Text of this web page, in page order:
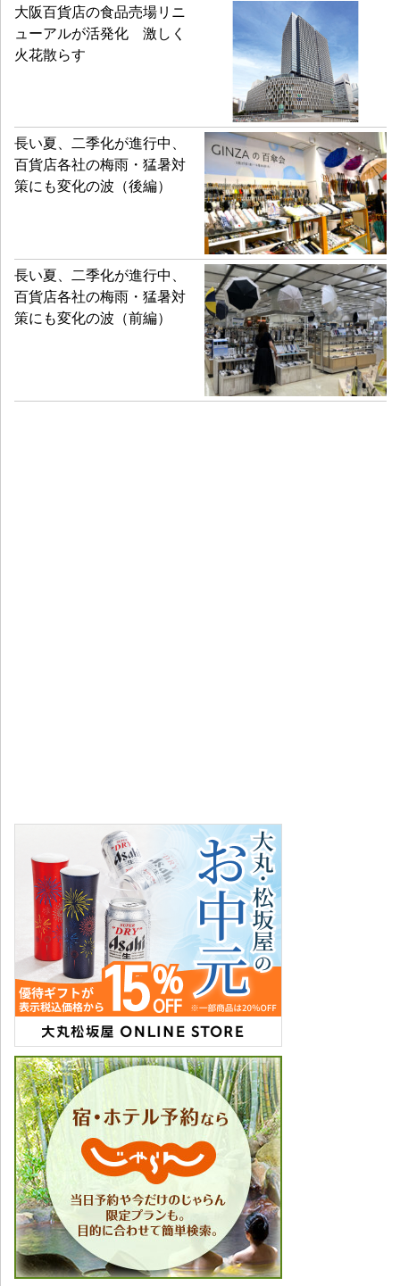
大阪百貨店の食品売場リニ
ューアルが活発化 激しく
火花散らす
長い夏、二季化が進行中、
百貨店各社の梅雨・猛暑対
策にも変化の波（後編）
長い夏、二季化が進行中、
百貨店各社の梅雨・猛暑対
策にも変化の波（前編）